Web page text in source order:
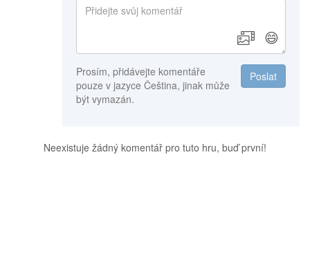
😄
Poslat
Prosím, přidávejte komentáře
pouze v jazyce Čeština, jinak může
být vymazán.
Neexistuje žádný komentář pro tuto hru, buď první!